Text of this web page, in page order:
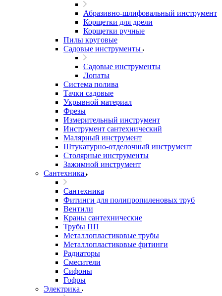
Абразивно-шлифовальный инструмент
Корщетки для дрели
Корщетки ручные
Пилы круговые
Садовые инструменты
Садовые инструменты
Лопаты
Система полива
Тачки садовые
Укрывной материал
Фрезы
Измерительный инструмент
Инструмент сантехнический
Малярный инструмент
Штукатурно-отделочный инструмент
Cтолярные инструменты
Зажимной инструмент
Сантехника
Сантехника
Фитинги для полипропиленовых труб
Вентили
Краны сантехнические
Трубы ПП
Металлопластиковые трубы
Металлопластиковые фитинги
Радиаторы
Смесители
Сифоны
Гофры
Электрика